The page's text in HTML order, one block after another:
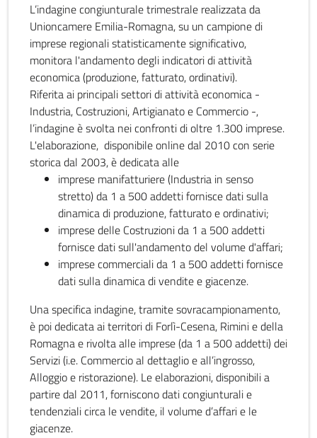
L’indagine congiunturale trimestrale realizzata da
Unioncamere Emilia-Romagna, su un campione di
imprese regionali statisticamente significativo,
monitora l'andamento degli indicatori di attività
economica (produzione, fatturato, ordinativi).
Riferita ai principali settori di attività economica -
Industria, Costruzioni, Artigianato e Commercio -,
l’indagine è svolta nei confronti di oltre 1.300 imprese.
L'elaborazione, disponibile online dal 2010 con serie
storica dal 2003, è dedicata alle
imprese manifatturiere (Industria in senso
stretto) da 1 a 500 addetti fornisce dati sulla
dinamica di produzione, fatturato e ordinativi;
imprese delle Costruzioni da 1 a 500 addetti
fornisce dati sull'andamento del volume d'affari;
imprese commerciali da 1 a 500 addetti fornisce
dati sulla dinamica di vendite e giacenze.
Una specifica indagine, tramite sovracampionamento,
è poi dedicata ai territori di Forlì-Cesena, Rimini e della
Romagna e rivolta alle imprese (da 1 a 500 addetti) dei
Servizi (i.e. Commercio al dettaglio e all’ingrosso,
Alloggio e ristorazione). Le elaborazioni, disponibili a
partire dal 2011, forniscono dati congiunturali e
tendenziali circa le vendite, il volume d’affari e le
giacenze.